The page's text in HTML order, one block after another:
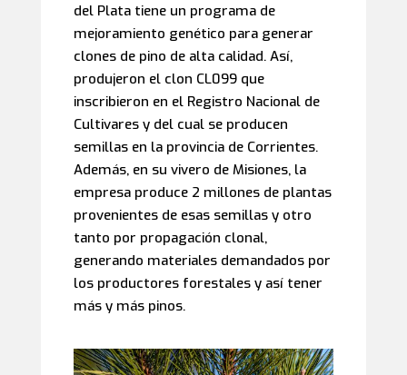
del Plata tiene un programa de
mejoramiento genético para generar
clones de pino de alta calidad. Así,
produjeron el clon CL099 que
inscribieron en el Registro Nacional de
Cultivares y del cual se producen
semillas en la provincia de Corrientes.
Además, en su vivero de Misiones, la
empresa produce 2 millones de plantas
provenientes de esas semillas y otro
tanto por propagación clonal,
generando materiales demandados por
los productores forestales y así tener
más y más pinos.